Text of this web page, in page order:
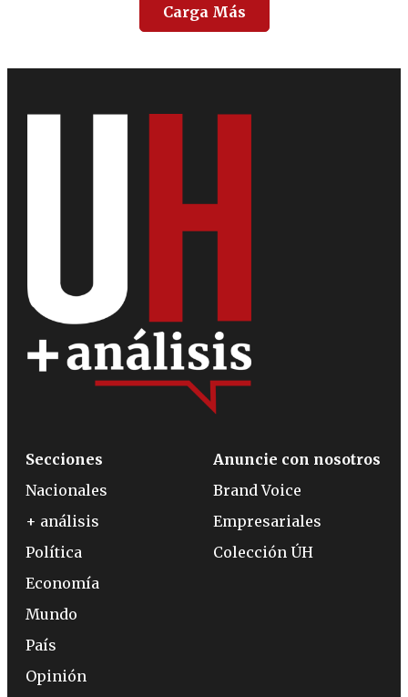
Carga Más
Secciones
Nacionales
+ análisis
Política
Economía
Mundo
País
Opinión
Anuncie con nosotros
Brand Voice
Empresariales
Colección ÚH